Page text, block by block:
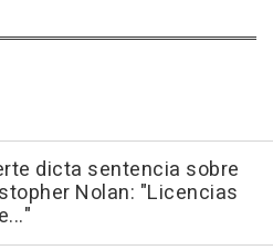
dicta sentencia sobre
Nolan: "Licencias